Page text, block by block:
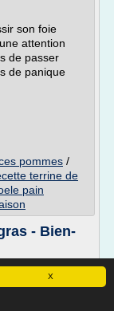
X
son foie
attention
de passer
de panique
pommes /
terrine de
pain
- Bien-
repas